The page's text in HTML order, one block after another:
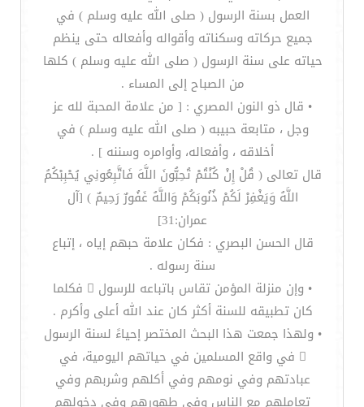
العمل بسنة الرسول ( صلى الله عليه وسلم ) في
جميع حركاته وسكناته وأقواله وأفعاله حتى ينظم
حياته على سنة الرسول ( صلى الله عليه وسلم ) كلها
من الصباح إلى المساء .
• قال ذو النون المصري : [ من علامة المحبة لله عز
وجل ، متابعة حبيبه ( صلى الله عليه وسلم ) في
أخلاقه ، وأفعاله، وأوامره وسننه ] .
قال تعالى ( قُلْ إِنْ كُنْتُمْ تُحِبُّونَ اللَّهَ فَاتَّبِعُونِي يُحْبِبْكُمُ
اللَّهُ وَيَغْفِرْ لَكُمْ ذُنُوبَكُمْ وَاللَّهُ غَفُورٌ رَحِيمٌ ) [آل
عمران:31]
قال الحسن البصري : فكان علامة حبهم إياه ، إتباع
سنة رسوله .
• وإن منزلة المؤمن تقاس باتباعه للرسول  فكلما
كان تطبيقه للسنة أكثر كان عند الله أعلى وأكرم .
• ولهذا جمعت هذا البحث المختصر إحياءً لسنة الرسول
 في واقع المسلمين في حياتهم اليومية، في
عبادتهم وفي نومهم وفي أكلهم وشربهم وفي
تعاملهم مع الناس وفي طهورهم وفي دخولهم